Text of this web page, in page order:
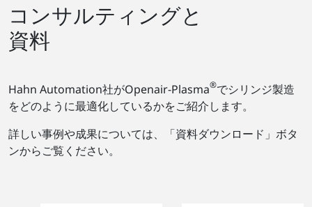
コンサルティングと
資料
Hahn Automation社がOpenair-Plasma®でシリンジ製造
をどのように最適化しているかをご紹介します。
詳しい事例や成果については、「資料ダウンロード」ボタ
ンからご覧ください。